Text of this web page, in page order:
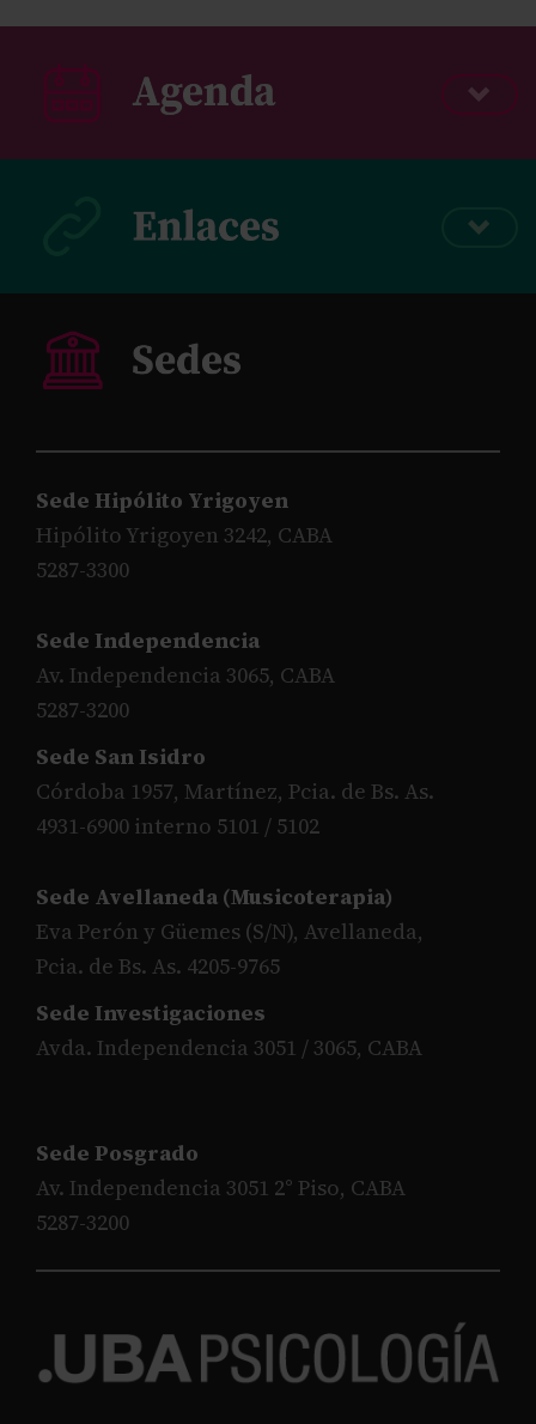
Sede Hipólito Yrigoyen
Hipólito Yrigoyen 3242, CABA
5287-3300
Sede Independencia
Av. Independencia 3065, CABA
5287-3200
Sede San Isidro
Córdoba 1957, Martínez, Pcia. de Bs. As.
4931-6900 interno 5101 / 5102
Sede Avellaneda (Musicoterapia)
Eva Perón y Güemes (S/N), Avellaneda,
Pcia. de Bs. As. 4205-9765
Sede Investigaciones
Avda. Independencia 3051 / 3065, CABA
Sede Posgrado
Av. Independencia 3051 2° Piso, CABA
5287-3200